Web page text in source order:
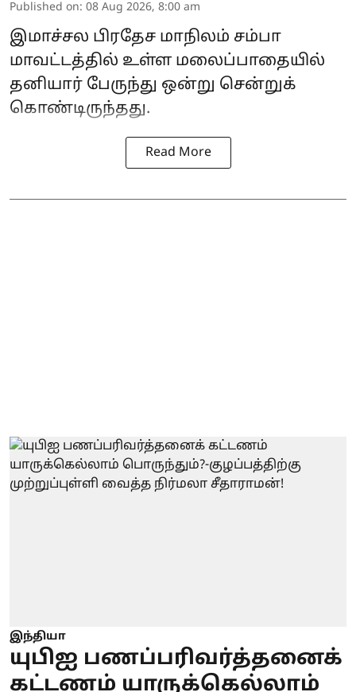
Published on: 08 Aug 2026, 8:00 am
இமாச்சல பிரதேச மாநிலம் சம்பா
மாவட்டத்தில் உள்ள மலைப்பாதையில்
தனியார் பேருந்து ஒன்று சென்றுக்
கொண்டிருந்தது.
Read More
இந்தியா
யுபிஐ பணப்பரிவர்த்தனைக்
கட்டணம் யாருக்கெல்லாம்